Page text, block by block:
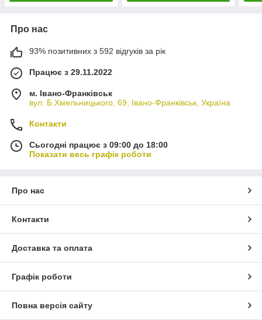
Про нас
93% позитивних з 592 відгуків за рік
Працює з 29.11.2022
м. Івано-Франківськ
вул. Б.Хмельницького, 69, Івано-Франківськ, Україна
Контакти
Сьогодні працює з 09:00 до 18:00
Показати весь графік роботи
Про нас
Контакти
Доставка та оплата
Графік роботи
Повна версія сайту